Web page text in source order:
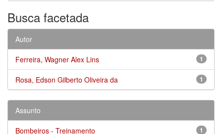
Busca facetada
Autor
1
Ferreira, Wagner Alex Lins
1
Rosa, Edson Gilberto Oliveira da
Assunto
1
Bombeiros - Treinamento